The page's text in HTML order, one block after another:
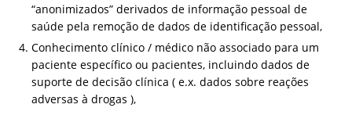
“anonimizados” derivados de informação pessoal de
saúde pela remoção de dados de identificação pessoal,
Conhecimento clínico / médico não associado para um
paciente específico ou pacientes, incluindo dados de
suporte de decisão clínica ( e.x. dados sobre reações
adversas à drogas ),